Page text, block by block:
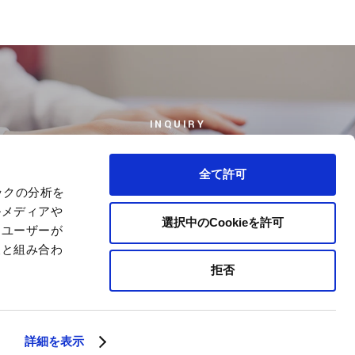
の分析を
ディアや
ーザーが
組み合わ
詳細を表示
全て許可
選択中のCookieを許可
拒否
INQUIRY
お問い合わせ
ーポリシー サイトマップ 会社案内